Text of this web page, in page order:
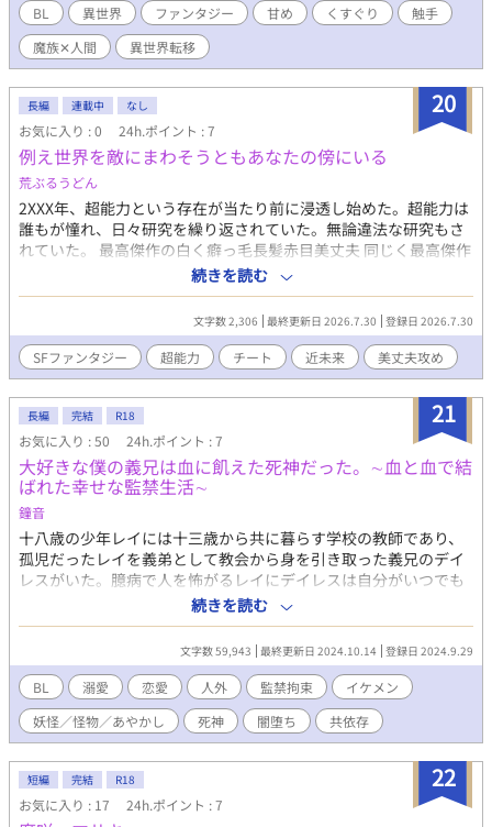
BL 異世界 ファンタジー 甘め くすぐり
触手
魔族✕人間
異世界転移
20
長編 連載中 なし
お気に入り : 0 24h.ポイント : 7
例え世界を敵にまわそうともあなたの傍にいる
荒ぶるうどん
2XXX年、超能力という存在が当たり前に浸透し始めた。超能力は
誰もが憧れ、日々研究を繰り返されていた。無論違法な研究もさ
れていた。 最高傑作の白く癖っ毛長髪赤目美丈夫 同じく最高傑作
の白髪ロングヘア、紫色の瞳の大人の色気のあるミステリアスな
男 それぞれ優秀であった。だが研究所を脱走し、表社会に馴染も
うとしていた。 「お前はよぉ…自分の自由とか。」 「リーダー…
俺はあなたのものだ。」 「…ったく。」 これは互いに激重クソ重
感情を向ける二人の物語である。
続きを読む
文字数 2,306 最終更新日 2026.7.30 登録日 2026.7.30
SFファンタジー 超能力 チート 近未来 美丈夫攻め
21
長編 完結 R18
お気に入り : 50 24h.ポイント : 7
大好きな僕の義兄は血に飢えた死神だった。∼血と血で結
ばれた幸せな監禁生活∼
鐘音
十八歳の少年レイには十三歳から共に暮らす学校の教師であり、
孤児だったレイを義弟として教会から身を引き取った義兄のデイ
レスがいた。臆病で人を怖がるレイにデイレスは自分がいつでも
いるといって学校で苛められていた彼の心の傷を癒す本当の兄の
ような存在。しかし、彼への信頼と憧れの思いはいつしか恋心に
変わっていた。 男が男に恋をするだなんて可笑しく、いけないこ
となのだろう。レイはその感情を必死に堪えていた。 レイが学校
を卒業する数日前、彼を虐める男子の集団はデイレスが死神であ
るといった噂話をしていて、レイはそれを耳にしてしまう。 死神
というのは、数年前にこの村の山の麓にある教会をたった一夜で
乗っ取り、大鎌で殺した人間の血肉を貪る世にも恐ろしき存在。
何千もの人間を廃教会へ連れ出し、殺戮を続ける凶悪な化物のこ
とだ。 あんなに優しいデイレスが死神な訳が無い。 しかし、学校
を卒業した日の夜、デイレスに連れられてやってきたのは廃教
続きを読む
文字数 59,943 最終更新日 2024.10.14 登録日 2024.9.29
BL 溺愛 恋愛 人外 監禁拘束
イケメン
妖怪／怪物／あやかし
死神 闇堕ち 共依存
22
短編 完結 R18
お気に入り : 17 24h.ポイント : 7